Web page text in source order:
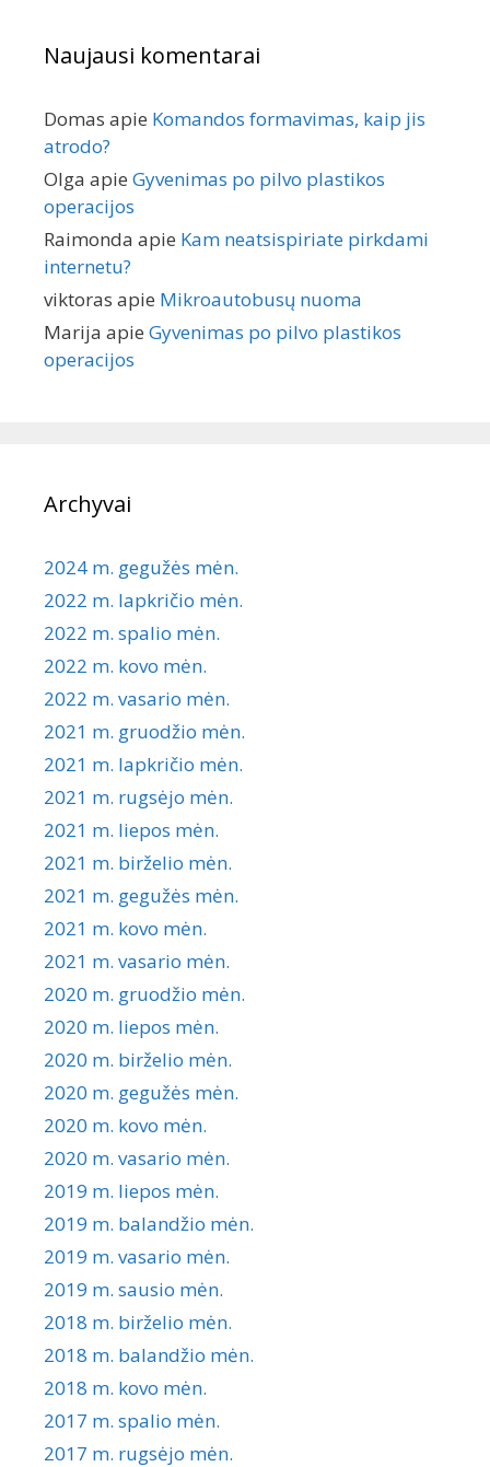
Naujausi komentarai
Domas apie Komandos formavimas, kaip jis
atrodo?
Olga apie Gyvenimas po pilvo plastikos
operacijos
Raimonda apie Kam neatsispiriate pirkdami
internetu?
viktoras apie Mikroautobusų nuoma
Marija apie Gyvenimas po pilvo plastikos
operacijos
Archyvai
2024 m. gegužės mėn.
2022 m. lapkričio mėn.
2022 m. spalio mėn.
2022 m. kovo mėn.
2022 m. vasario mėn.
2021 m. gruodžio mėn.
2021 m. lapkričio mėn.
2021 m. rugsėjo mėn.
2021 m. liepos mėn.
2021 m. birželio mėn.
2021 m. gegužės mėn.
2021 m. kovo mėn.
2021 m. vasario mėn.
2020 m. gruodžio mėn.
2020 m. liepos mėn.
2020 m. birželio mėn.
2020 m. gegužės mėn.
2020 m. kovo mėn.
2020 m. vasario mėn.
2019 m. liepos mėn.
2019 m. balandžio mėn.
2019 m. vasario mėn.
2019 m. sausio mėn.
2018 m. birželio mėn.
2018 m. balandžio mėn.
2018 m. kovo mėn.
2017 m. spalio mėn.
2017 m. rugsėjo mėn.